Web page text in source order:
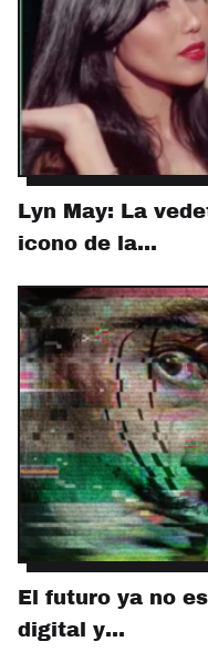
Lyn May: La
icono de la…
El futuro ya no
digital y…